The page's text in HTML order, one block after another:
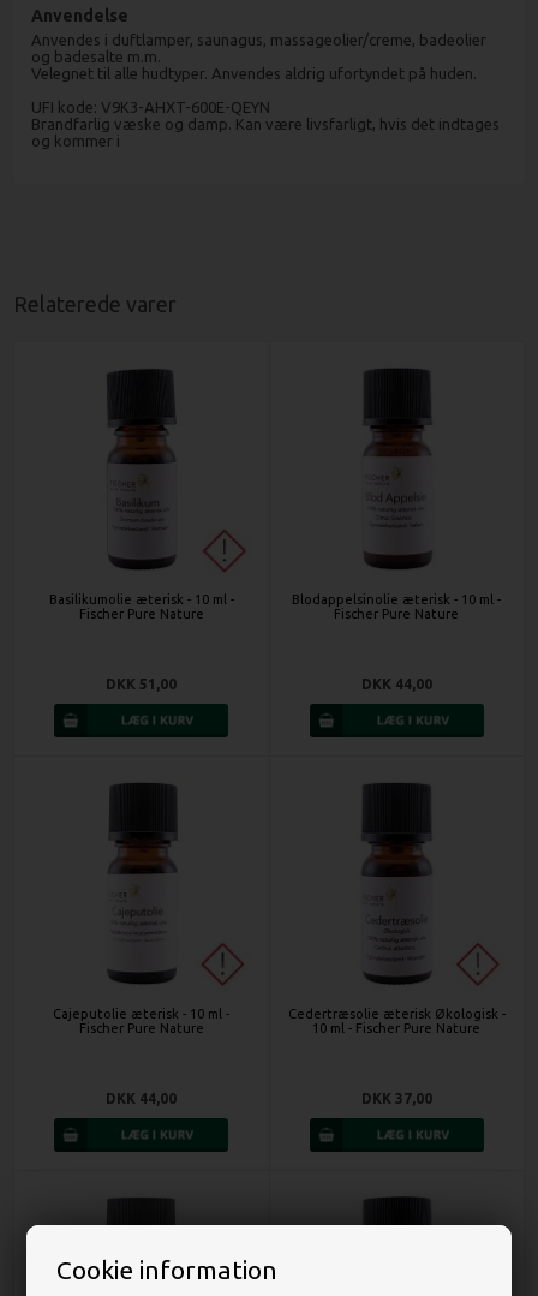
Cookie information
Anvendelse
Anvendes i duftlamper, saunagus, massageolier/creme, badeolier
og badesalte m.m.
Velegnet til alle hudtyper. Anvendes aldrig ufortyndet på huden.
UFI kode: V9K3-AHXT-600E-QEYN
Brandfarlig væske og damp. Kan være livsfarligt, hvis det indtages
og kommer i
Relaterede varer
Basilikumolie æterisk - 10 ml -
Fischer Pure Nature
DKK 51,00
Blodappelsinolie æterisk - 10 ml -
Fischer Pure Nature
DKK 44,00
Cajeputolie æterisk - 10 ml -
Fischer Pure Nature
DKK 44,00
Cedertræsolie æterisk Økologisk -
10 ml - Fischer Pure Nature
DKK 37,00